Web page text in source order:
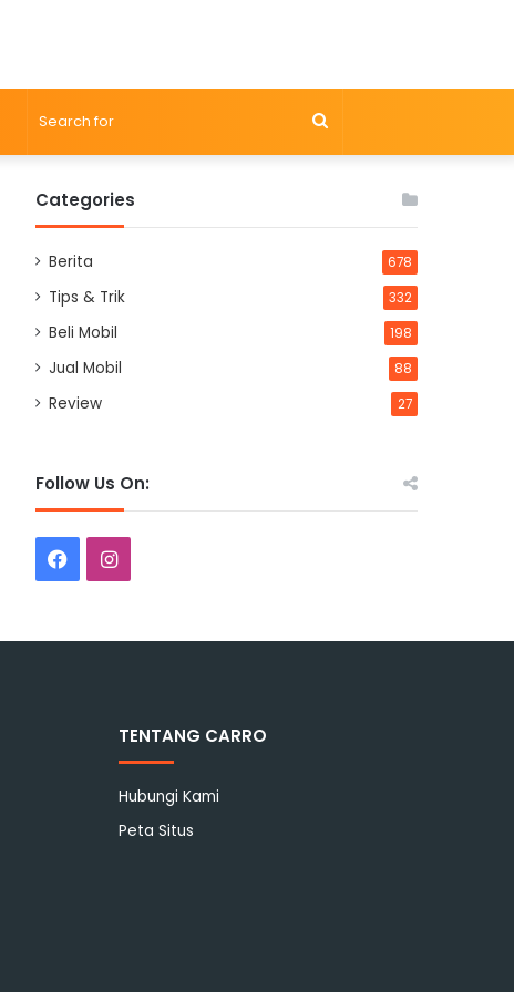
Search
Categories
Berita 678
Tips & Trik 332
Beli Mobil 198
Jual Mobil 88
Review 27
Follow Us On:
FacebookInstagram
TENTANG CARRO
Hubungi Kami
Peta Situs